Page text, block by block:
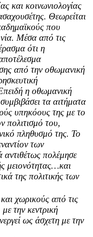
και κοινωνιολογίας
Θεωρείται
που
Μέσα από τις
ότι η
από την οθωμανική
η οθωμανική
τα αιτήματα
υπηκόους της με το
πολιτισμό του,
πληθυσμό της. Το
των
αντιθέτως πολέμησε
μειονότητας…και
της πολιτικής των
χωρικούς από τις
την κεντρική
ως άσχετη με την